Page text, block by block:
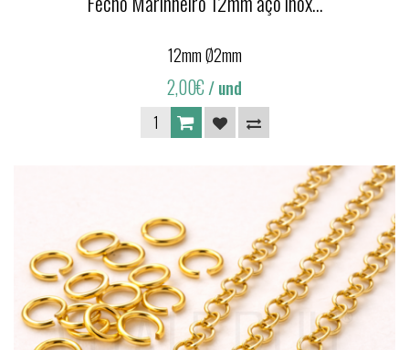
12mm Ø2mm
2,00€/ und